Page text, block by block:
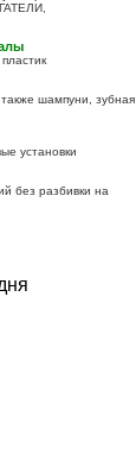
шампуни, зубная
установки
без разбивки на